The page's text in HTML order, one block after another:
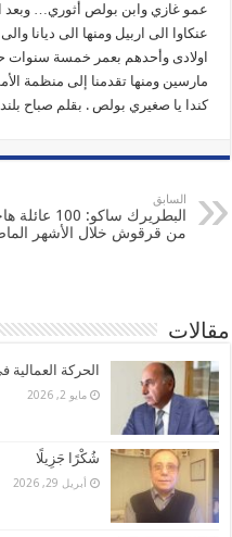
عمو غازي وابن بولص أثوري… وبعد
عنكاوا الى اربيل ومنها الى ديانا
اولادى وأحدهم بعمر خمسة
مارسين ومنها تقدمنا إلى منظمة
كندا يا صغيري بولص . بقلم صباح
السابق
البطريرك ساكو:
من قرقوش خلال الأشهر
مقالات
الحركة العمالية
مايو 2, 2026
شُكْرًا جَزِيلًا
أبريل 29, 2026